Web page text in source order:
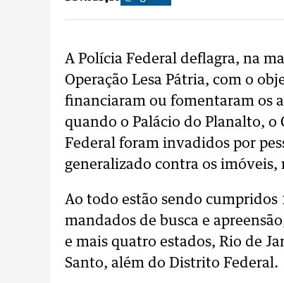
A Polícia Federal deflagra, na
Operação Lesa Pátria, com o
financiaram ou fomentaram os
quando o Palácio do Planalto, o
Federal foram invadidos por
generalizado contra os
Ao todo estão sendo
mandados de busca e
e mais quatro estados, Rio de
Santo, além do Distrito Federal.